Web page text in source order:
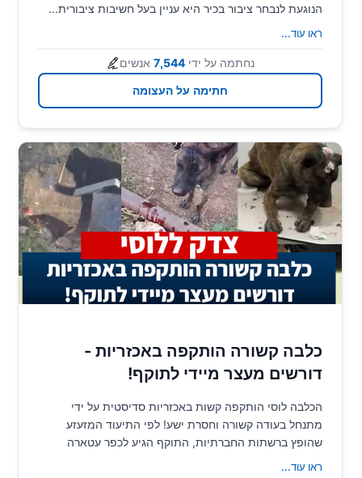
הנוגעת לנבחר ציבור בכיר היא עניין בעל חשיבות ציבורית...
ראו עוד...
נחתמה על ידי 7,544 אנשים
חתימה על העצומה
כלבה קשורה הותקפה באכזריות -
דורשים מעצר מיידי לתוקף!
הכלבה לוסי הותקפה קשות באכזריות סדיסטית על ידי
מתנחל בעודה קשורה וחסרת ישע! לפי התיעוד המזעזע
שהופץ ברשתות החברתיות, התוקף הגיע לכפר עטארה
ראו עוד...